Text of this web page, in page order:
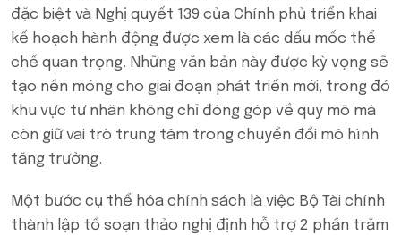
đặc biệt và Nghị quyết 139 của Chính phủ triển khai
kế hoạch hành động được xem là các dấu mốc thể
chế quan trọng. Những văn bản này được kỳ vọng sẽ
tạo nền móng cho giai đoạn phát triển mới, trong đó
khu vực tư nhân không chỉ đóng góp về quy mô mà
còn giữ vai trò trung tâm trong chuyển đổi mô hình
tăng trưởng.
Một bước cụ thể hóa chính sách là việc Bộ Tài chính
thành lập tổ soạn thảo nghị định hỗ trợ 2 phần trăm